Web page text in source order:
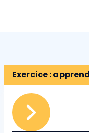
Exercice :